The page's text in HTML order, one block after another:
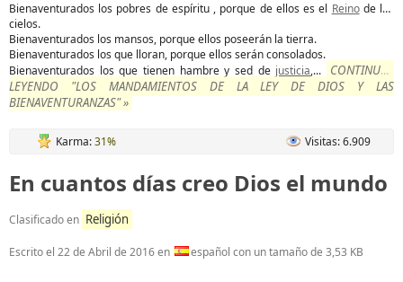
Bienaventurados los pobres de espíritu , porque de ellos es el Reinode los
cielos.
Bienaventurados los mansos, porque ellos poseerán la tierra.
Bienaventurados los que lloran, porque ellos serán consolados.
Bienaventurados los que tienen hambre y sed de justicia,...
CONTINUAR
LEYENDO "LOS MANDAMIENTOS DE LA LEY DE DIOS Y LAS
BIENAVENTURANZAS" »
Karma:31% Visitas: 6.909
En cuantos días creo Dios el mundo
Clasificado en Religión
Escrito el 22 de Abril de 2016en español con un tamaño de 3,53 KB